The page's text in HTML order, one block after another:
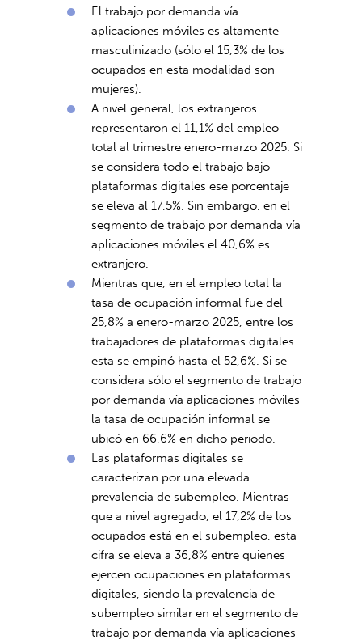
El trabajo por demanda vía
aplicaciones móviles es altamente
masculinizado (sólo el 15,3% de los
ocupados en esta modalidad son
mujeres).
A nivel general, los extranjeros
representaron el 11,1% del empleo
total al trimestre enero-marzo 2025. Si
se considera todo el trabajo bajo
plataformas digitales ese porcentaje
se eleva al 17,5%. Sin embargo, en el
segmento de trabajo por demanda vía
aplicaciones móviles el 40,6% es
extranjero.
Mientras que, en el empleo total la
tasa de ocupación informal fue del
25,8% a enero-marzo 2025, entre los
trabajadores de plataformas digitales
esta se empinó hasta el 52,6%. Si se
considera sólo el segmento de trabajo
por demanda vía aplicaciones móviles
la tasa de ocupación informal se
ubicó en 66,6% en dicho periodo.
Las plataformas digitales se
caracterizan por una elevada
prevalencia de subempleo. Mientras
que a nivel agregado, el 17,2% de los
ocupados está en el subempleo, esta
cifra se eleva a 36,8% entre quienes
ejercen ocupaciones en plataformas
digitales, siendo la prevalencia de
subempleo similar en el segmento de
trabajo por demanda vía aplicaciones